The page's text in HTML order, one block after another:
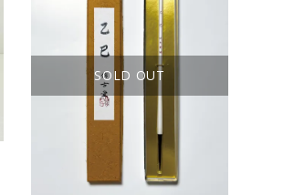
洗浄剤・その他
SOLD OUT